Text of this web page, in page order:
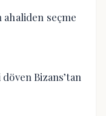
ahaliden seçme
Bizans’tan